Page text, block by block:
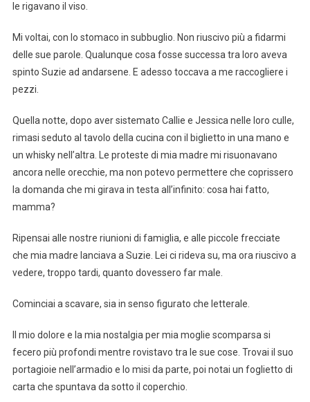
le rigavano il viso.
Mi voltai, con lo stomaco in subbuglio. Non riuscivo più a fidarmi
delle sue parole. Qualunque cosa fosse successa tra loro aveva
spinto Suzie ad andarsene. E adesso toccava a me raccogliere i
pezzi.
Quella notte, dopo aver sistemato Callie e Jessica nelle loro culle,
rimasi seduto al tavolo della cucina con il biglietto in una mano e
un whisky nell’altra. Le proteste di mia madre mi risuonavano
ancora nelle orecchie, ma non potevo permettere che coprissero
la domanda che mi girava in testa all’infinito: cosa hai fatto,
mamma?
Ripensai alle nostre riunioni di famiglia, e alle piccole frecciate
che mia madre lanciava a Suzie. Lei ci rideva su, ma ora riuscivo a
vedere, troppo tardi, quanto dovessero far male.
Cominciai a scavare, sia in senso figurato che letterale.
Il mio dolore e la mia nostalgia per mia moglie scomparsa si
fecero più profondi mentre rovistavo tra le sue cose. Trovai il suo
portagioie nell’armadio e lo misi da parte, poi notai un foglietto di
carta che spuntava da sotto il coperchio.